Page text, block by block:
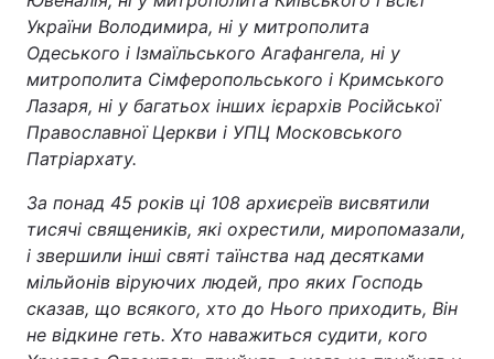
України Володимира, ні у митрополита
Одеського і Ізмаїльського Агафангела, ні у
митрополита Сімферопольського і Кримського
Лазаря, ні у багатьох інших ієрархів Російської
Православної Церкви і УПЦ Московського
Патріархату.
За понад 45 років ці 108 архиєреїв висвятили
тисячі священиків, які охрестили, миропомазали,
і звершили інші святі таїнства над десятками
мільйонів віруючих людей, про яких Господь
сказав, що всякого, хто до Нього приходить, Він
не відкине геть. Хто наважиться судити, кого